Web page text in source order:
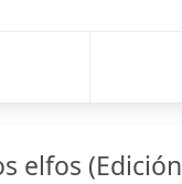
elfos (Edición